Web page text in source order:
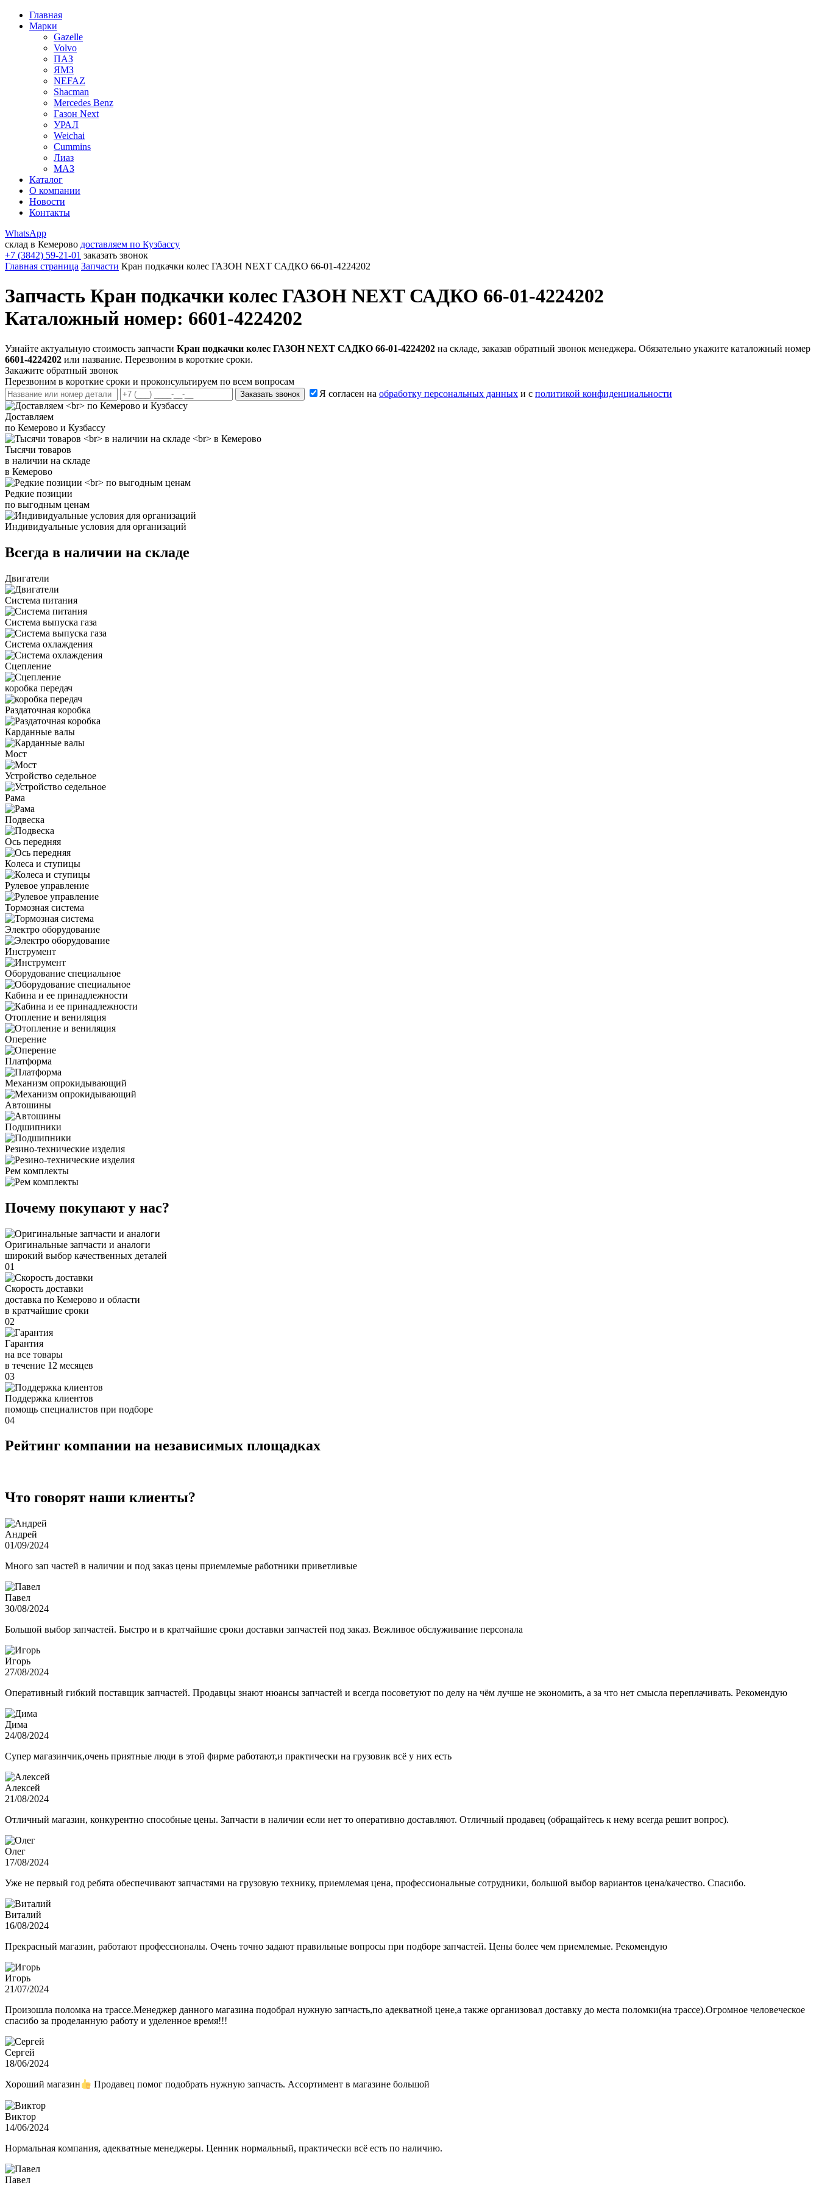
Главная
Марки
Gazelle
Volvo
ПАЗ
ЯМЗ
NEFAZ
Shacman
Mercedes Benz
Газон Next
УРАЛ
Weichai
Cummins
Лиаз
МАЗ
Каталог
О компании
Новости
Контакты
WhatsApp
склад в Кемерово доставляем по Кузбассу
+7 (3842) 59-21-01 заказать звонок
Главная страница Запчасти Кран подкачки колес ГАЗОН NEXT САДКО 66-01-4224202
Запчасть Кран подкачки колес ГАЗОН NEXT САДКО 66-01-4224202
Каталожный номер: 6601-4224202
Узнайте актуальную стоимость запчасти Кран подкачки колес ГАЗОН NEXT САДКО 66-01-4224202 на складе, заказав обратный звонок менеджера. Обязательно укажите каталожный номер
6601-4224202 или название. Перезвоним в короткие сроки.
Закажите обратный звонок
Перезвоним в короткие сроки и проконсультируем по всем вопросам
Заказать звонок Я согласен на обработку персональных данных и с политикой конфиденциальности
Доставляем
по Кемерово и Кузбассу
Тысячи товаров
в наличии на складе
в Кемерово
Редкие позиции
по выгодным ценам
Индивидуальные условия для организаций
Всегда в наличии на складе
Двигатели
Система питания
Система выпуска газа
Система охлаждения
Сцепление
коробка передач
Раздаточная коробка
Карданные валы
Мост
Устройство седельное
Рама
Подвеска
Ось передняя
Колеса и ступицы
Рулевое управление
Тормозная система
Электро оборудование
Инструмент
Оборудование специальное
Кабина и ее принадлежности
Отопление и вениляция
Оперение
Платформа
Механизм опрокидывающий
Автошины
Подшипники
Резино-технические изделия
Рем комплекты
Почему покупают у нас?
Оригинальные запчасти и аналоги
широкий выбор качественных деталей
01
Скорость доставки
доставка по Кемерово и области
в кратчайшие сроки
02
Гарантия
на все товары
в течение 12 месяцев
03
Поддержка клиентов
помощь специалистов при подборе
04
Рейтинг компании на независимых площадках
Что говорят наши клиенты?
Андрей
01/09/2024
Много зап частей в наличии и под заказ цены приемлемые работники приветливые
Павел
30/08/2024
Большой выбор запчастей. Быстро и в кратчайшие сроки доставки запчастей под заказ. Вежливое обслуживание персонала
Игорь
27/08/2024
Оперативный гибкий поставщик запчастей. Продавцы знают нюансы запчастей и всегда посоветуют по делу на чём лучше не экономить, а за что нет смысла переплачивать. Рекомендую
Дима
24/08/2024
Супер магазинчик,очень приятные люди в этой фирме работают,и практически на грузовик всё у них есть
Алексей
21/08/2024
Отличный магазин, конкурентно способные цены. Запчасти в наличии если нет то оперативно доставляют. Отличный продавец (обращайтесь к нему всегда решит вопрос).
Олег
17/08/2024
Уже не первый год ребята обеспечивают запчастями на грузовую технику, приемлемая цена, профессиональные сотрудники, большой выбор вариантов цена/качество. Спасибо.
Виталий
16/08/2024
Прекрасный магазин, работают профессионалы. Очень точно задают правильные вопросы при подборе запчастей. Цены более чем приемлемые. Рекомендую
Игорь
21/07/2024
Произошла поломка на трассе.Менеджер данного магазина подобрал нужную запчасть,по адекватной цене,а также организовал доставку до места поломки(на трассе).Огромное человеческое
спасибо за проделанную работу и уделенное время!!!
Сергей
18/06/2024
Хороший магазин Продавец помог подобрать нужную запчасть. Ассортимент в магазине большой
Виктор
14/06/2024
Нормальная компания, адекватные менеджеры. Ценник нормальный, практически всё есть по наличию.
Павел